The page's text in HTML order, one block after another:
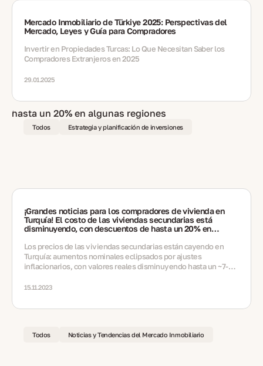
Mercado Inmobiliario de Türkiye 2025: Perspectivas del
Mercado, Leyes y Guía para Compradores
Invertir en Propiedades Turcas: Lo Que Necesitan Saber los
Compradores Extranjeros en 2025
29.01.2025
Todos Estrategia y planificación de inversiones
¡Grandes noticias para los compradores de vivienda en
Turquía! El costo de las viviendas secundarias está
disminuyendo, con descuentos de hasta un 20% en
Los precios de las viviendas secundarias están cayendo en
Turquía: aumentos nominales eclipsados por ajustes
inflacionarios, con valores reales disminuyendo hasta un ~7-8%
extranjera
15.11.2023
Todos Noticias y Tendencias del Mercado Inmobiliario